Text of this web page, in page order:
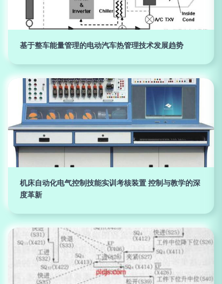
基于整车能量管理的电动汽车热管理技术发展趋势
机床自动化电气控制技能实训考核装置 控制与教学的深
度革新